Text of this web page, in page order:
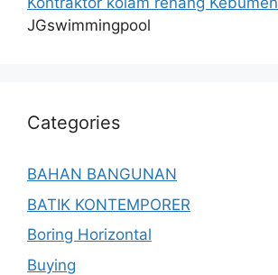
JGswimmingpool
Categories
BAHAN BANGUNAN
BATIK KONTEMPORER
Boring Horizontal
Buying